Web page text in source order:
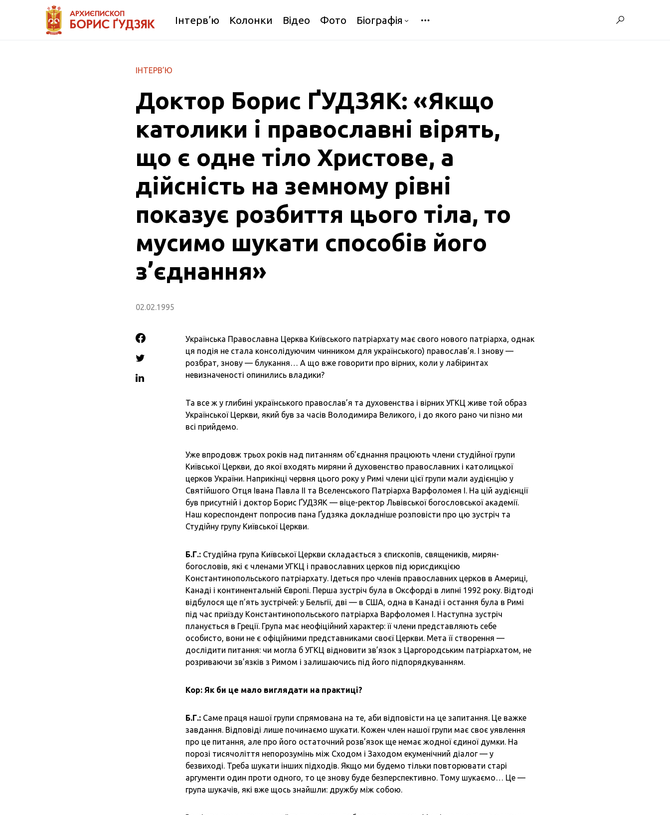
Інтерв’ю Колонки Відео Фото Біографія
ІНТЕРВ’Ю
Доктор Борис ҐУДЗЯК: «Якщо
католики і православні вірять,
що є одне тіло Христове, а
дійсність на земному рівні
показує розбиття цього тіла, то
мусимо шукати способів його
з’єднання»
02.02.1995
Українська Православна Церква Київського патріархату має свого нового патріарха, однак
ця подія не стала консолідуючим чинником для українського) православ’я. І знову —
розбрат, знову — блукання… А що вже говорити про вірних, коли у лабіринтах
невизначеності опинились владики?
Та все ж у глибині українського православ’я та духовенства і вірних УГКЦ живе той образ
Української Церкви, який був за часів Володимира Великого, і до якого рано чи пізно ми
всі прийдемо.
Уже впродовж трьох років над питанням об’єднання працюють члени студійної групи
Київської Церкви, до якої входять миряни й духовенство православних і католицької
церков України. Наприкінці червня цього року у Римі члени цієї групи мали аудієнцію у
Святійшого Отця Івана Павла II та Вселенського Патріарха Варфоломея І. На цій аудієнції
був присутній і доктор Борис ҐУДЗЯК — віце-ректор Львівської богословської академії.
Наш кореспондент попросив пана Ґудзяка докладніше розповісти про цю зустріч та
Студійну групу Київської Церкви.
Б.Г.: Студійна група Київської Церкви складається з єпископів, священиків, мирян-
богословів, які є членами УГКЦ і православних церков під юрисдикцією
Константинопольського патріархату. Ідеться про членів православних церков в Америці,
Канаді і континентальній Європі. Перша зустріч була в Оксфорді в липні 1992 року. Відтоді
відбулося ще п’ять зустрічей: у Бельгії, дві — в США, одна в Канаді і остання була в Римі
під час приїзду Константинопольського патріарха Варфоломея І. Наступна зустріч
планується в Греції. Група має неофіційний характер: її члени представляють себе
особисто, вони не є офіційними представниками своєї Церкви. Мета її створення —
дослідити питання: чи могла б УГКЦ відновити зв’язок з Царгородським патріархатом, не
розриваючи зв’язків з Римом і залишаючись під його підпорядкуванням.
Кор: Як би це мало виглядати на практиці?
Б.Г.: Саме праця нашої групи спрямована на те, аби відповісти на це запитання. Це важке
завдання. Відповіді лише починаємо шукати. Кожен член нашої групи має своє уявлення
про це питання, але про його остаточний розв’язок ще немає жодної єдиної думки. На
порозі тисячоліття непорозумінь між Сходом і Заходом екуменічний діалог — у
безвиході. Треба шукати інших підходів. Якщо ми будемо тільки повторювати старі
аргументи один проти одного, то це знову буде безперспективно. Тому шукаємо… Це —
група шукачів, які вже щось знайшли: дружбу між собою.